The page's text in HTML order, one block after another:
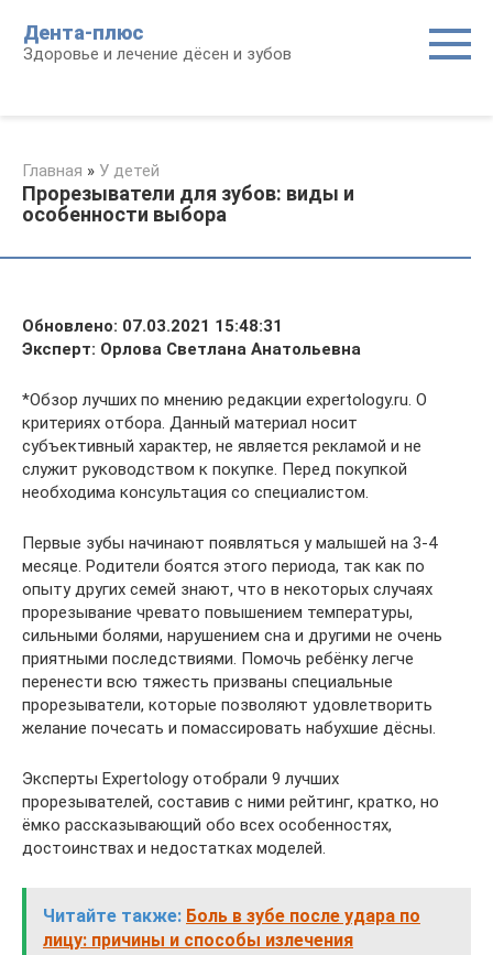
контенту
Дента-плюс
Здоровье и лечение дёсен и зубов
Главная » У детей
Прорезыватели для зубов: виды и
особенности выбора
Обновлено: 07.03.2021 15:48:31
Эксперт: Орлова Светлана Анатольевна
*Обзор лучших по мнению редакции expertology.ru. О
критериях отбора. Данный материал носит
субъективный характер, не является рекламой и не
служит руководством к покупке. Перед покупкой
необходима консультация со специалистом.
Первые зубы начинают появляться у малышей на 3-4
месяце. Родители боятся этого периода, так как по
опыту других семей знают, что в некоторых случаях
прорезывание чревато повышением температуры,
сильными болями, нарушением сна и другими не очень
приятными последствиями. Помочь ребёнку легче
перенести всю тяжесть призваны специальные
прорезыватели, которые позволяют удовлетворить
желание почесать и помассировать набухшие дёсны.
Эксперты Expertology отобрали 9 лучших
прорезывателей, составив с ними рейтинг, кратко, но
ёмко рассказывающий обо всех особенностях,
достоинствах и недостатках моделей.
Читайте также: Боль в зубе после удара по
лицу: причины и способы излечения